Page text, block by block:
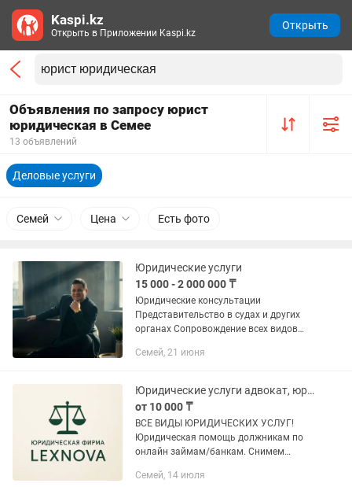
Объявления по запросу юрист
юридическая в Семее
13 объявлений
Деловые услуги
Семей Цена Есть фото
Юридические услуги
15 000 - 2 000 000 ₸
Юридические консультации
Представительство в судах и других
органах Сопровождение всех видов
Медиация
Семей, 21 июня
Юридические услуги адвокат, юрист
от 10 000 ₸
ВСЕ ВИДЫ ЮРИДИЧЕСКИХ УСЛУГ!
Юридическая помощь должникам по
онлайн займам/банкам. Снимем
карты, отменим исполнительную
Семей, 14 июля
Kaspi.kz
Открыть в Приложении Kaspi.kz
Открыть